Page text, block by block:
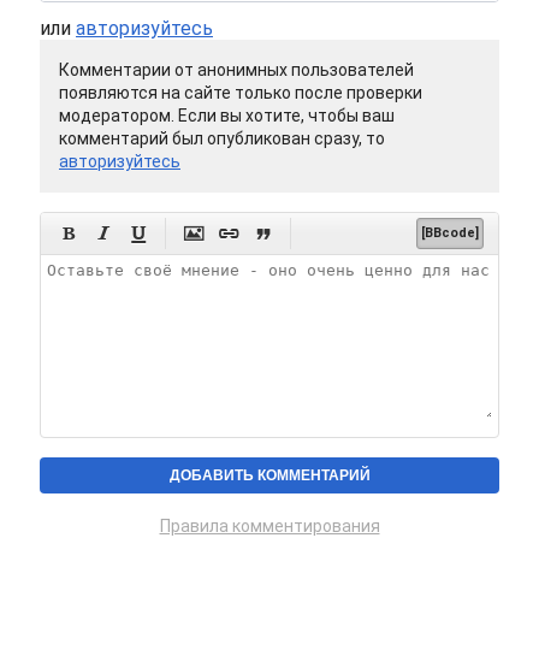
или авторизуйтесь
Комментарии от анонимных пользователей
появляются на сайте только после проверки
модератором. Если вы хотите, чтобы ваш
комментарий был опубликован сразу, то
авторизуйтесь
      [BBcode]
Правила комментирования